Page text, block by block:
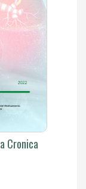
Cronica